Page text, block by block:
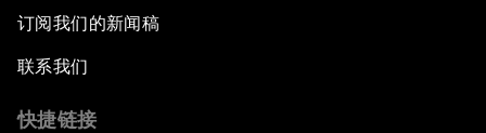
订阅我们的新闻稿
联系我们
快捷链接